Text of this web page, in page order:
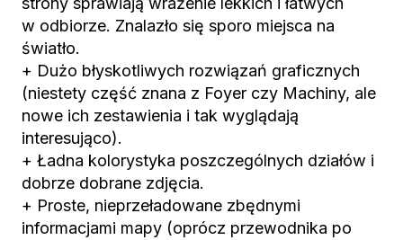
w odbiorze. Znalazło się sporo miejsca na
światło.
+ Dużo błyskotliwych rozwiązań graficznych
(niestety część znana z Foyer czy Machiny, ale
nowe ich zestawienia i tak wyglądają
interesująco).
+ Ładna kolorystyka poszczególnych działów i
dobrze dobrane zdjęcia.
+ Proste, nieprzeładowane zbędnymi
informacjami mapy (oprócz przewodnika po